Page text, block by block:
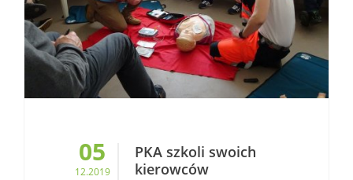
05
12.2019
PKA szkoli swoich
kierowców